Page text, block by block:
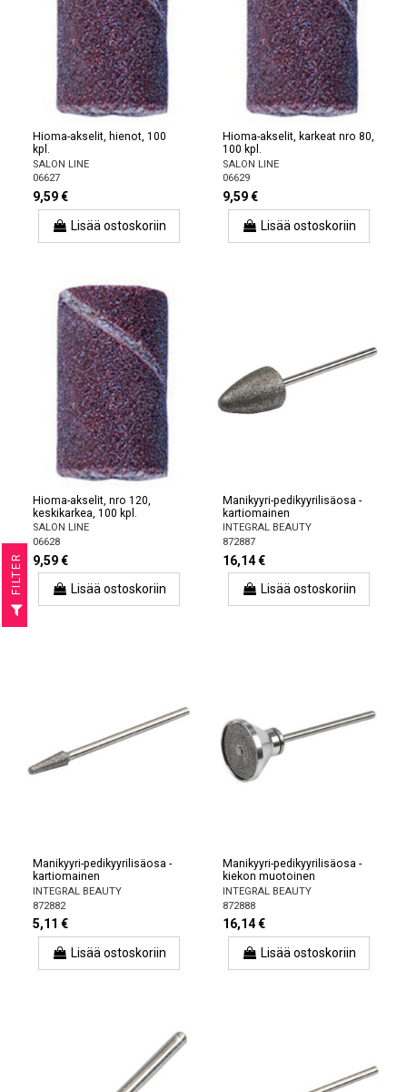
Hioma-akselit, hienot, 100
kpl.
SALON LINE
06627
9,59 €
Lisää ostoskoriin
Hioma-akselit, karkeat nro 80,
100 kpl.
SALON LINE
06629
9,59 €
Lisää ostoskoriin
Hioma-akselit, nro 120,
keskikarkea, 100 kpl.
SALON LINE
06628
9,59 €
Lisää ostoskoriin
Manikyyri-pedikyyrilisäosa -
kartiomainen
INTEGRAL BEAUTY
872887
16,14 €
Lisää ostoskoriin
Manikyyri-pedikyyrilisäosa -
kartiomainen
INTEGRAL BEAUTY
872882
5,11 €
Lisää ostoskoriin
Manikyyri-pedikyyrilisäosa -
kiekon muotoinen
INTEGRAL BEAUTY
872888
16,14 €
Lisää ostoskoriin
R